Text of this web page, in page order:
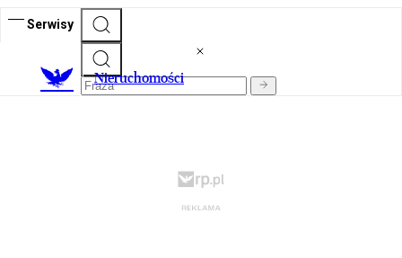
Serwisy
Nieruchomości